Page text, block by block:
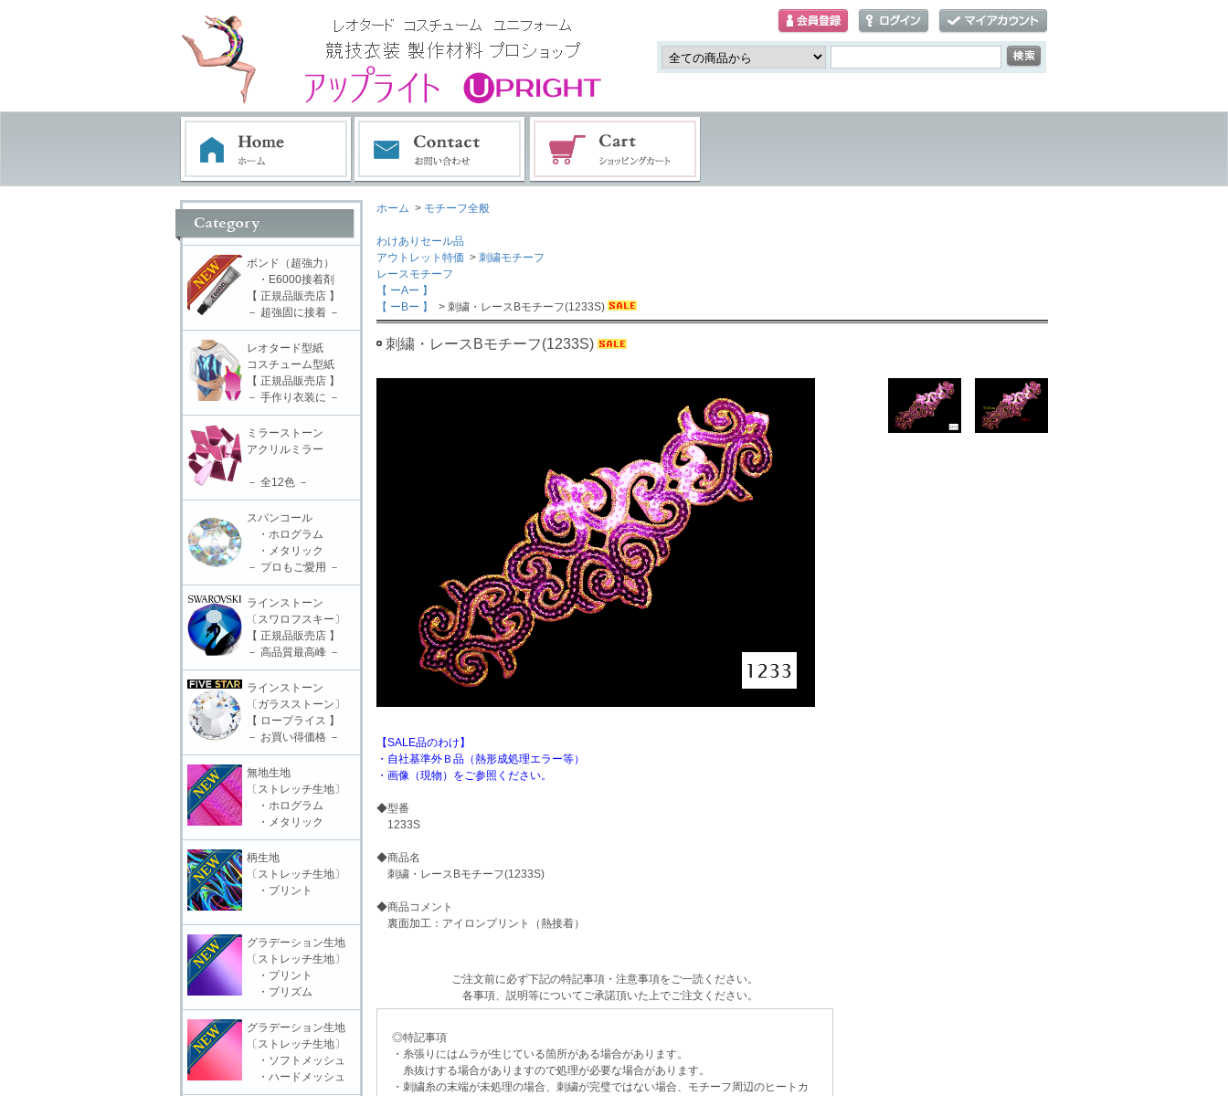
ホーム > モチーフ全般
わけありセール品
アウトレット特価 > 刺繍モチーフ
レースモチーフ
【 ーAー 】
【 ーBー 】
> 刺繍・レースBモチーフ(1233S)
刺繍・レースBモチーフ(1233S)
【SALE品のわけ】
・自社基準外Ｂ品（熱形成処理エラー等）
・画像（現物）をご参照ください。
◆型番
1233S
◆商品名
刺繍・レースBモチーフ(1233S)
◆商品コメント
裏面加工：アイロンプリント（熱接着）
ご注文前に必ず下記の特記事項・注意事項をご一読ください。
各事項、説明等についてご承諾頂いた上でご注文ください。
◎特記事項
・糸張りにはムラが生じている箇所がある場合があります。
糸抜けする場合がありますので処理が必要な場合があります。
・刺繍糸の末端が未処理の場合、刺繍が完璧ではない場合、モチーフ周辺のヒートカ
ボンド（超強力）
・E6000接着剤
【 正規品販売店 】
－ 超強固に接着 －
レオタード型紙
コスチューム型紙
【 正規品販売店 】
－ 手作り衣装に －
ミラーストーン
アクリルミラー
－ 全12色 －
スパンコール
・ホログラム
・メタリック
－ プロもご愛用 －
ラインストーン
〔スワロフスキー〕
【 正規品販売店 】
－ 高品質最高峰 －
ラインストーン
〔ガラスストーン〕
【 ロープライス 】
－ お買い得価格 －
無地生地
〔ストレッチ生地〕
・ホログラム
・メタリック
柄生地
〔ストレッチ生地〕
・プリント
グラデーション生地
〔ストレッチ生地〕
・プリント
・プリズム
グラデーション生地
〔ストレッチ生地〕
・ソフトメッシュ
・ハードメッシュ